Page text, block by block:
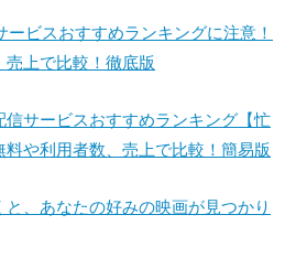
ービスおすすめランキングに注意！
売上で比較！徹底版
信サービスおすすめランキング【忙
料や利用者数、売上で比較！簡易版
、あなたの好みの映画が見つかり